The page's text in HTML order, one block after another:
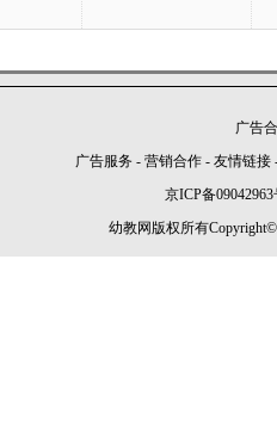
广告
广告服务 - 营销合作 - 友情链接
京ICP备09042963
幼教网版权所有